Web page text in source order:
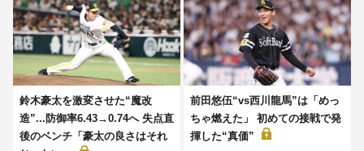
鈴木豪太を激変させた“魔改
造”...防御率6.43→0.74へ 失点直
後のベンチ「豪太の良さはそれ
前田悠伍“vs西川龍馬”は「めっ
ちゃ燃えた」 初めての接戦で発
揮した“真価”